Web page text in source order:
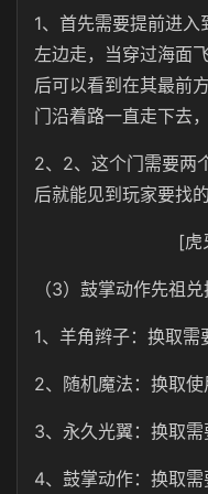
1、首先需要提前进
左边走，当穿过海面
后可以看到在其最前
门沿着路一直走下去
2、2、这个门需要两
后就能见到玩家要找
[虎
（3）鼓掌动作先祖兑
1、羊角辫子：换取需
2、随机魔法：换取使
3、永久光翼：换取需
4、鼓掌动作：换取需